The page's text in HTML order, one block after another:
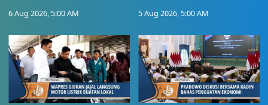
6 Aug 2026, 5:00 AM 5 Aug 2026, 5:00 AM